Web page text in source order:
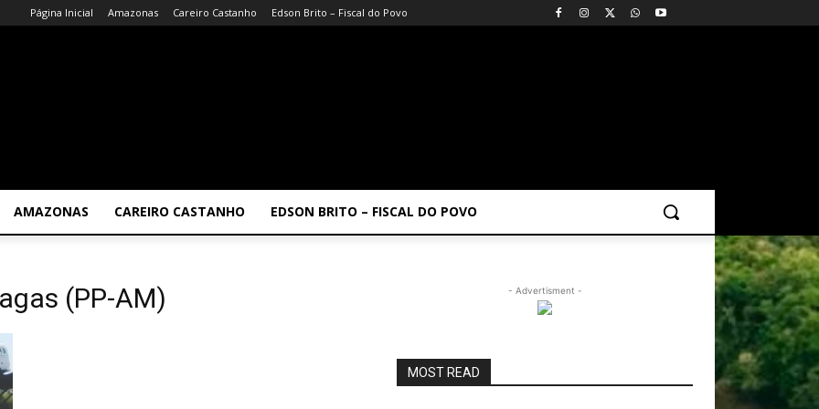
Página Inicial Amazonas Careiro Castanho Edson Brito – Fiscal do Povo
AMAZONAS CAREIRO CASTANHO EDSON BRITO – FISCAL DO POVO
(PP-AM) - Advertisment -
MOST READ